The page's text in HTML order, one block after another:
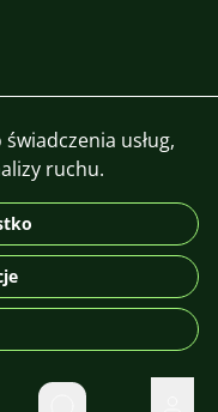
DE
© 2026 For Aquarist
usług,
ruchu.